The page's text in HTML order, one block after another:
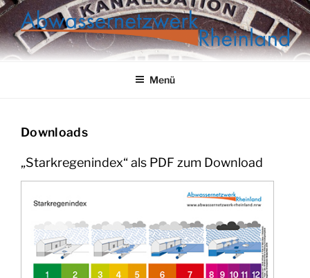
Zum
Inhalt
springen
ABWASSERNETZWERK
Menü
Downloads
„Starkregenindex“ als PDF zum Download